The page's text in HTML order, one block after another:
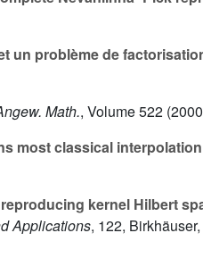
un problème de
Math., Volume 522
most classical
kernel Hilbert
Applications, 122,